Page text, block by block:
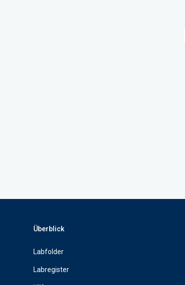
Überblick
Labfolder
Labregister